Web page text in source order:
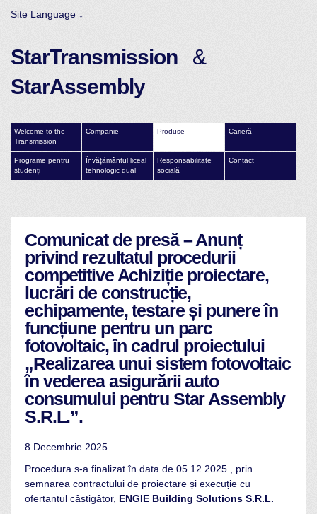
Site Language ↓
StarTransmission
&
StarAssembly
Welcome to the
Transmission
Companie Produse Carieră
Programe pentru
studenți
Învățământul liceal
tehnologic dual
Responsabilitate
socială
Contact
Comunicat de presă – Anunț
privind rezultatul procedurii
competitive Achiziție proiectare,
lucrări de construcție,
echipamente, testare și punere în
funcțiune pentru un parc
fotovoltaic, în cadrul proiectului
„Realizarea unui sistem fotovoltaic
în vederea asigurării auto
consumului pentru Star Assembly
S.R.L.”.
8 Decembrie 2025
Procedura s-a finalizat în data de 05.12.2025 , prin
semnarea contractului de proiectare și execuție cu
ofertantul câștigâtor, ENGIE Building Solutions S.R.L.